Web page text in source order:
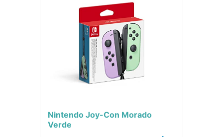
Nintendo Joy-Con Morado
Verde